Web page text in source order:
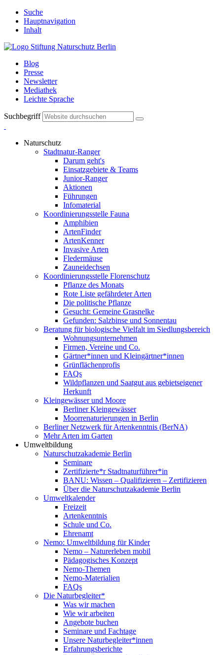
Suche
Hauptnavigation
Inhalt
Blog
Presse
Newsletter
Mediathek
Leichte Sprache
Suchbegriff
Naturschutz
Stadtnatur-Ranger
Darum geht's
Einsatzgebiete & Teams
Junior-Ranger
Aktionen
Führungen
Infomaterial
Koordinierungsstelle Fauna
Amphibien
ArtenFinder
ArtenKenner
Invasive Arten
Fledermäuse
Zauneidechsen
Koordinierungsstelle Florenschutz
Pflanze des Monats
Rote Liste gefährdeter Arten
Die politische Pflanze
Gesucht: Gemeine Grasnelke
Gefunden: Salzbinse und Sonnentau
Beratung für biologische Vielfalt im Siedlungsbereich
Wohnungsunternehmen
Firmen, Vereine und Co.
Gärtner*innen und Kleingärtner*innen
Grünflächenprofis
FAQs
Wildpflanzen und Saatgut aus gebietseigener
Herkunft
Kleingewässer und Moore
Berliner Kleingewässer
Moorrenaturierungen in Berlin
Berliner Netzwerk für Artenkenntnis (BerNA)
Mehr Arten im Garten
Umweltbildung
Naturschutzakademie Berlin
Seminare
Zertifizierte*r Stadtnaturführer*in
BANU: Wissen – Qualifizieren – Zertifizieren
Über die Naturschutzakademie Berlin
Umweltkalender
Freizeit
Artenkenntnis
Schule und Co.
Ehrenamt
Nemo: Umweltbildung für Kinder
Nemo – Naturerleben mobil
Pädagogisches Konzept
Nemo-Themen
Nemo-Materialien
FAQs
Die Naturbegleiter*
Was wir machen
Wie wir arbeiten
Angebote buchen
Seminare und Fachtage
Unsere Naturbegleiter*innen
Erfahrungsberichte